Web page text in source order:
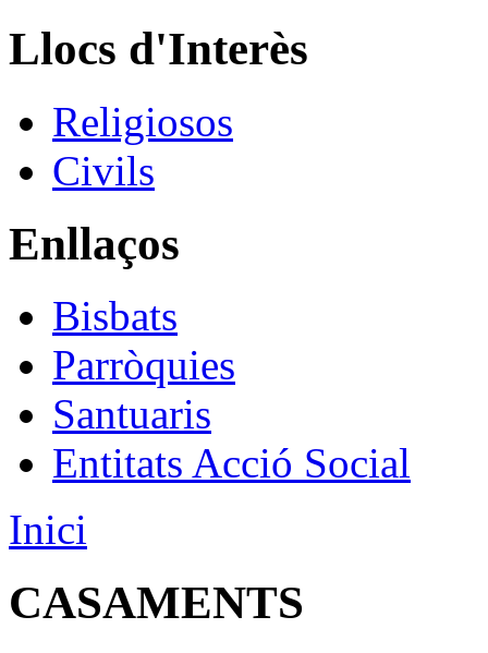
Llocs d'Interès
Religiosos
Civils
Enllaços
Bisbats
Parròquies
Santuaris
Entitats Acció Social
Inici
CASAMENTS